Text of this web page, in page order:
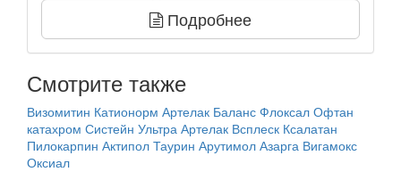
Подробнее
Смотрите также
Визомитин Катионорм Артелак Баланс Флоксал Офтан
катахром Систейн Ультра Артелак Всплеск Ксалатан
Пилокарпин Актипол Таурин Арутимол Азарга Вигамокс
Оксиал